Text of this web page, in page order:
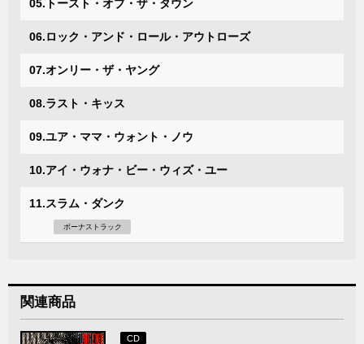
05.トースト・オブ・ザ・タウン
06.ロック・アンド・ロール・アウトローズ
07.オンリー・ザ・ヤング
08.ラスト・キッス
09.ユア・ママ・ウォント・ノウ
10.アイ・ウォナ・ビー・ウィズ・ユー
11.スラム・ダンク
ボーナストラック
関連商品
CD